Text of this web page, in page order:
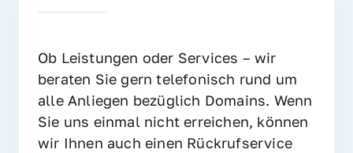
Ob Leistungen oder Services – wir
beraten Sie gern telefonisch rund um
alle Anliegen bezüglich Domains. Wenn
Sie uns einmal nicht erreichen, können
wir Ihnen auch einen Rückrufservice